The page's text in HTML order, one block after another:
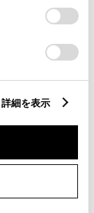
は、当社の
」をご覧くだ
詳細を表示